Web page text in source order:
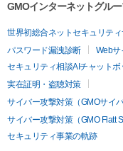
5 notes (ex. bar 23),
8 notes (ex. bars 57,
12 notes (ex. bars 1, 2,
The tail of the last
note of next bar.
- The reference note
there is harmony)
(including the rights
such rights) regarding
audio and videos etc.
for use to non-buyers
NFT (hereinafter
Ryuichi Sakamoto and
this NFT or the
GMOインターネットグル
世界初総合ネットセキュリテ
パスワード漏洩診断
Webサ
セキュリティ相談AIチャットボ
実在証明・盗聴対策
サイバー攻撃対策（GMOサイ
サイバー攻撃対策（GMO Flatt
セキュリティ事業の軌跡